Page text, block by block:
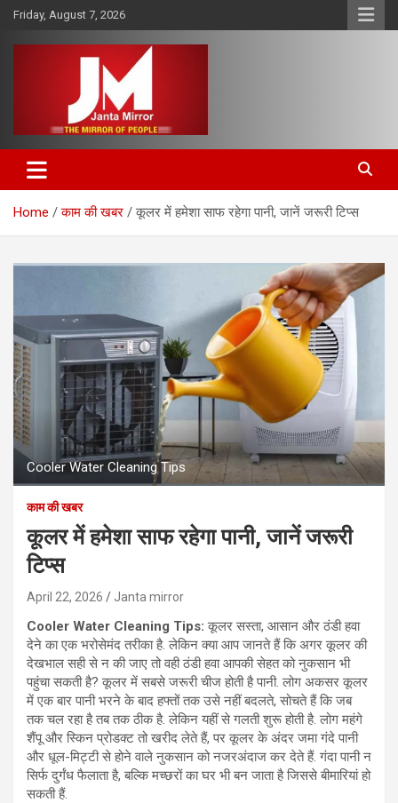
Skip
content
Friday, August 7, 2026
Janta Mirror
Home काम की खबर कूलर में हमेशा साफ रहेगा पानी, जानें जरूरी टिप्स
Cooler Water Cleaning Tips
काम की खबर
कूलर में हमेशा साफ रहेगा पानी, जानें जरूरी
टिप्स
April 22, 2026 Janta mirror
Cooler Water Cleaning Tips:कूलर सस्ता, आसान और ठंडी हवा
देने का एक भरोसेमंद तरीका है. लेकिन क्या आप जानते हैं कि अगर कूलर की
देखभाल सही से न की जाए तो वही ठंडी हवा आपकी सेहत को नुकसान भी
पहुंचा सकती है? कूलर में सबसे जरूरी चीज होती है पानी. लोग अकसर कूलर
में एक बार पानी भरने के बाद हफ्तों तक उसे नहीं बदलते, सोचते हैं कि जब
तक चल रहा है तब तक ठीक है. लेकिन यहीं से गलती शुरू होती है. लोग महंगे
शैंपू और स्किन प्रोडक्ट तो खरीद लेते हैं, पर कूलर के अंदर जमा गंदे पानी
और धूल-मिट्टी से होने वाले नुकसान को नजरअंदाज कर देते हैं. गंदा पानी न
सिर्फ दुर्गंध फैलाता है, बल्कि मच्छरों का घर भी बन जाता है जिससे बीमारियां हो
सकती हैं.